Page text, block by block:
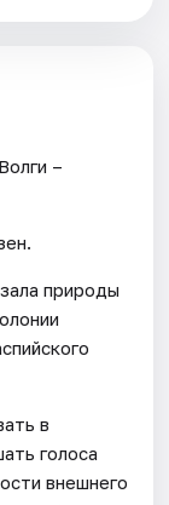
–
природы
в
голоса
внешнего